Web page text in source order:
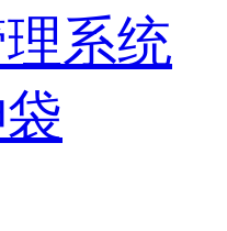
系统